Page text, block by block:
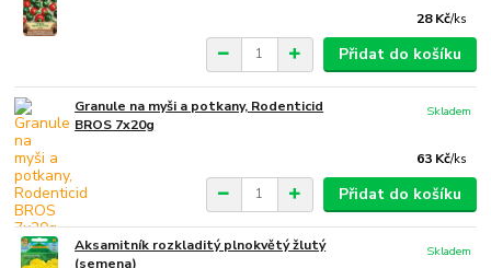
28 Kč/ks
Přidat do košíku
Granule na myši a potkany, Rodenticid
BROS 7x20g
63 Kč/ks
Skladem
Přidat do košíku
Aksamitník rozkladitý plnokvětý žlutý
(semena)
Skladem